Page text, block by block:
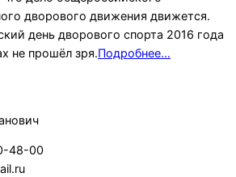
дворового движения движется.
день дворового спорта 2016 года
не прошёл зря.Подробнее…
48-00